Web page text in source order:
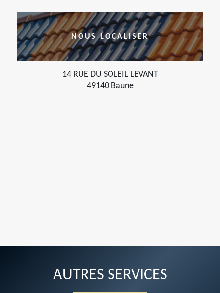
NOUS LOCALISER
14 RUE DU SOLEIL LEVANT
49140 Baune
AUTRES SERVICES